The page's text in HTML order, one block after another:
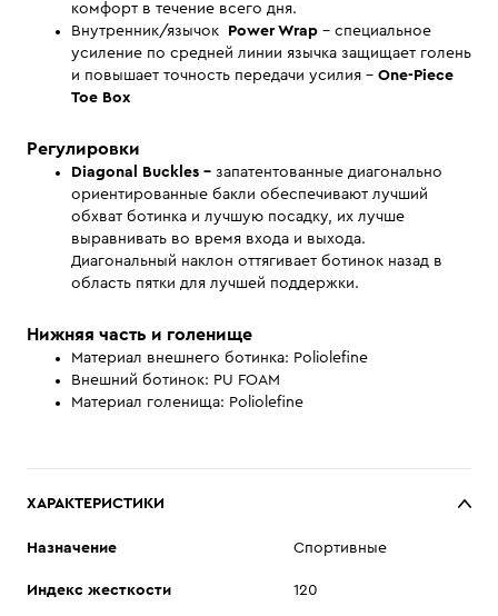
комфорт в течение всего дня.
Внутренник/язычок
Power Wrap - специальное
усиление по средней линии язычка защищает голень
и повышает точность передачи усилия - One-Piece
Toe Box
Регулировки
Diagonal Buckles - запатентованные диагонально
ориентированные бакли обеспечивают лучший
обхват ботинка и лучшую посадку, их лучше
выравнивать во время входа и выхода.
Диагональный наклон оттягивает ботинок назад в
область пятки для лучшей поддержки.
Нижняя часть и голенище
Материал внешнего ботинка: Poliolefine
Внешний ботинок: PU FOAM
Материал голенища: Poliolefine
ХАРАКТЕРИСТИКИ
Назначение Спортивные
Индекс жесткости 120